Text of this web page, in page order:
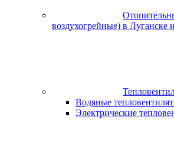
воздухогрейные) в
Водяные
Электрические